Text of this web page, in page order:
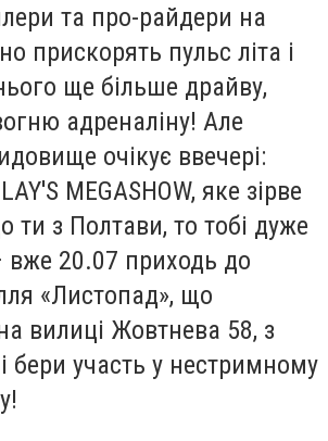
та про-райдери на
прискорять пульс літа і
ще більше драйву,
адреналіну! Але
очікує ввечері:
MEGASHOW, яке зірве
ти з Полтави, то тобі дуже
вже 20.07 приходь до
«Листопад», що
вилиці Жовтнева 58, з
бери участь у нестримному